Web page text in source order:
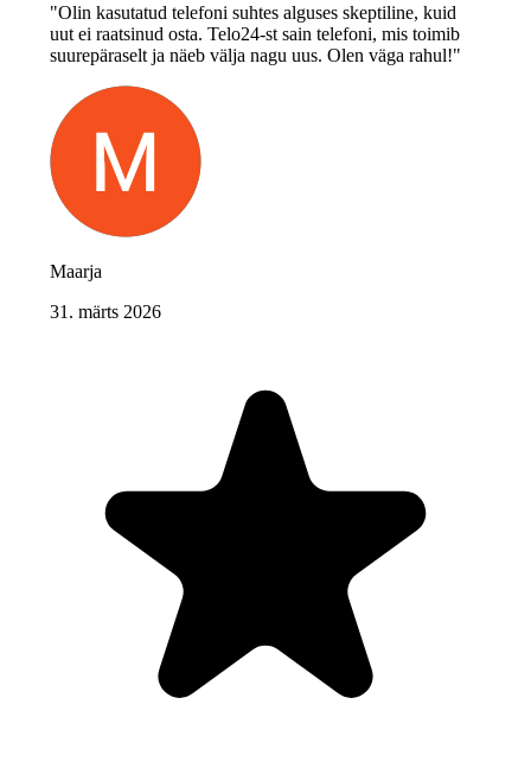
"Olin kasutatud telefoni suhtes alguses skeptiline, kuid
uut ei raatsinud osta. Telo24-st sain telefoni, mis toimib
suurepäraselt ja näeb välja nagu uus. Olen väga rahul!"
Maarja
31. märts 2026